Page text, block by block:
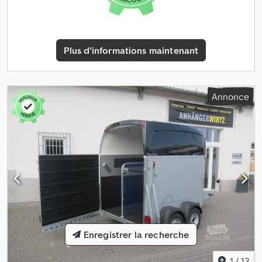
et central amovibles, supports de ridelles avant et arrière
coulissants, sangles de fixation coulissantes, roue de soutien
bâche et des arceaux séparés, avec évacuation d’eau de pluie sur
le toit, Trevira brillant, gris foncé. De nombreuses autres variantes
disponibles. Vente par téléphone ou en ligne via trailershop. Sur
d’ouverture. Horaires d’ouverture : Du lundi au vendredi de 8h00 à
12h30 et de 14h00 à 18h00. Dsdpjztkd Defx Agdekr Le contenu et
les images sont protégés par le droit d’auteur - logos et marques
déposées 08/26 011.3060+HP210, sans montage.
Plus d'informations maintenant
Annonce
Enregistrer la recherche